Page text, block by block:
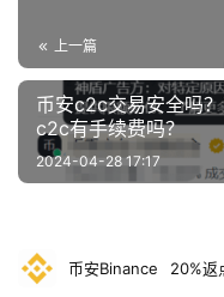
上一篇
币安c2c交易安全吗
c2c有手续费吗？
2024-04-28 17:17
币安Binance 20%返